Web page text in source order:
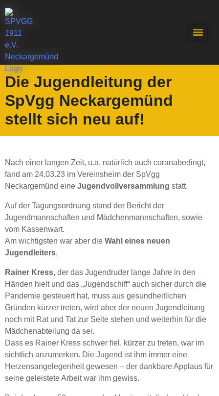
Die Jugendleitung der
SpVgg Neckargemünd
stellt sich neu auf!
Nach einer langen Zeit, u.a. natürlich auch coranabedingt,
fand am 24.03.23 im Vereinsheim der SpVgg
Neckargemünd eine Jugendvollversammlung statt.
Auf der Tagungsordnung stand der Bericht der
Jugendmannschaften und Mädchenmannschaften, sowie
vom Kassenwart.
Am wichtigsten war aber die Wahl eines neuen
Jugendleiters.
Rainer Kress, der das Jugendruder lange Jahre in den
Händen hielt und das „Jugendschiff“ auch sicher durch die
Pandemie gesteuert hat, muss aus gesundheitlichen
Gründen kürzer treten, wird aber der neuen Jugendleitung
noch mit Rat und Tat zur Seite stehen und weiterhin für die
Mädchenabteilung da sei.
Dass es Rainer Kress schwer fiel, kürzer zu treten, war im
sichtlich anzumerken. Die Jugend ist ihm immer eine
Herzensangelegenheit gewesen – der dankbare Applaus für
seine geleistete Arbeit war ihm gewiss.